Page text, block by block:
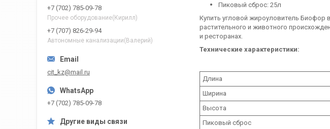
Пиковый сброс: 25л
Купить угловой жироуловитель Биофор
растительного и животного
и ресторанах.
Технические характеристики:
Длина
Ширина
Высота
Пиковый сброс
+7 (702) 785-09-78
Прочее оборудование(Кирилл)
+7 (707) 826-29-94
Автономные канализации(Валерий)
cit_kz@mail.ru
+7 (702) 785-09-78